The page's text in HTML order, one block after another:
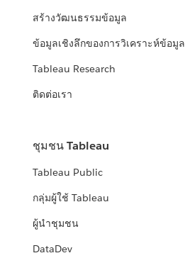
สร้างวัฒนธรรมข้อมูล
ข้อมูลเชิงลึกของการวิเคราะห์ข้อมูล
Tableau Research
ติดต่อเรา
ชุมชน Tableau
Tableau Public
กลุ่มผู้ใช้ Tableau
ผู้นำชุมชน
DataDev